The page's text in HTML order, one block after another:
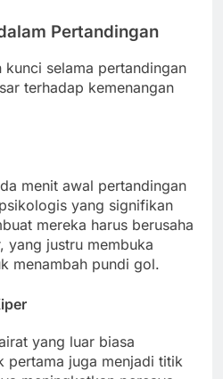
Pertandingan
selama pertandingan
terhadap kemenangan
menit awal pertandingan
yang signifikan
mereka harus berusaha
yang justru membuka
menambah pundi gol.
yang luar biasa
pertama juga menjadi titik